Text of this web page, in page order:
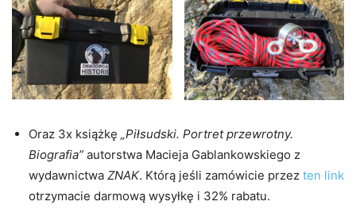
Oraz 3x książkę „Piłsudski. Portret przewrotny.
Biografia” autorstwa Macieja Gablankowskiego z
wydawnictwa ZNAK. Którą jeśli zamówicie przez ten link
otrzymacie darmową wysyłkę i 32% rabatu.